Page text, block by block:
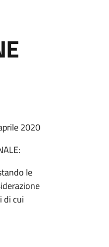
2020
le
di cui